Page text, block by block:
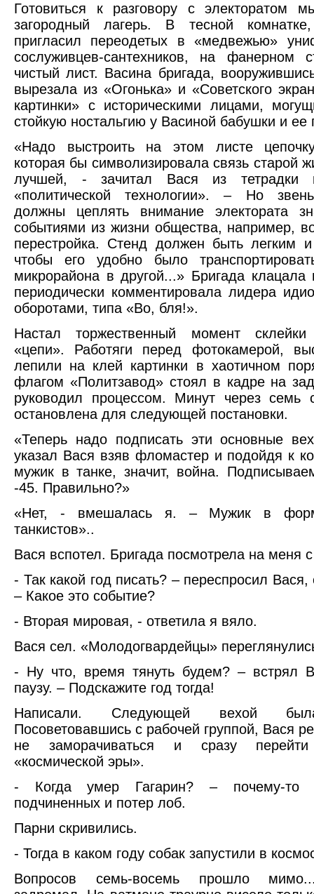
Готовиться к разговору с электоратом
загородный лагерь. В тесной
пригласил переодетых в «медвежью»
сослуживцев-сантехников, на фанерном
чистый лист. Васина бригада,
вырезала из «Огонька» и «Советского
картинки» с историческими лицами,
стойкую ностальгию у Васиной бабушки и ее
«Надо выстроить на этом листе
которая бы символизировала связь старой
лучшей, - зачитал Вася из тетрадки
«политической технологии». – Но
должны цеплять внимание электората
событиями из жизни общества, например,
перестройка. Стенд должен быть легким
чтобы его удобно было
микрорайона в другой...» Бригада
периодически комментировала лидера
оборотами, типа «Во, бля!».
Настал торжественный момент склейки
«цепи». Работяги перед фотокамерой,
лепили на клей картинки в хаотичном
флагом «Политзавод» стоял в кадре на
руководил процессом. Минут через семь
остановлена для следующей постановки.
«Теперь надо подписать эти основные
указал Вася взяв фломастер и подойдя к
мужик в танке, значит, война.
-45. Правильно?»
«Нет, - вмешалась я. – Мужик в
танкистов»..
Вася вспотел. Бригада посмотрела на меня
- Так какой год писать? – переспросил Вася,
– Какое это событие?
- Вторая мировая, - ответила я вяло.
Вася сел. «Молодогвардейцы»
- Ну что, время тянуть будем? – встрял
паузу. – Подскажите год тогда!
Написали. Следующей вехой
Посоветовавшись с рабочей группой, Вася
не заморачиваться и сразу
«космической эры».
- Когда умер Гагарин? – почему-то
подчиненных и потер лоб.
Парни скривились.
- Тогда в каком году собак запустили в
Вопросов семь-восемь прошло